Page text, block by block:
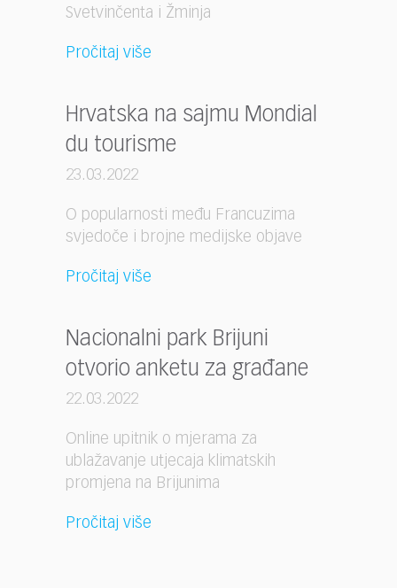
Svetvinčenta i Žminja
Pročitaj više
Hrvatska na sajmu Mondial
du tourisme
23.03.2022
O popularnosti među Francuzima
svjedoče i brojne medijske objave
Pročitaj više
Nacionalni park Brijuni
otvorio anketu za građane
22.03.2022
Online upitnik o mjerama za
ublažavanje utjecaja klimatskih
promjena na Brijunima
Pročitaj više